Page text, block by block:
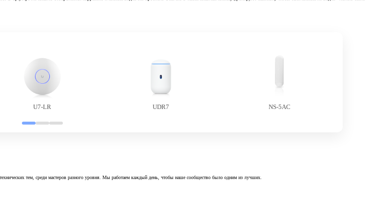
U7-LR UDR7 NS-5AC
тем, среди мастеров разного уровня. Мы работаем каждый день, чтобы наше сообщество было одним из лучших.